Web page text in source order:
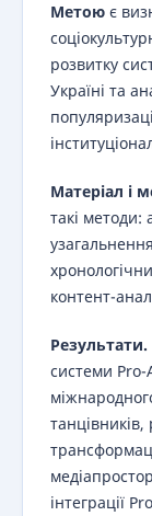
Метою є
розвитку
Україні та
Матеріал і
такі методи:
контент-
Результати.
системи Pro-
танцівників,
інтеграції